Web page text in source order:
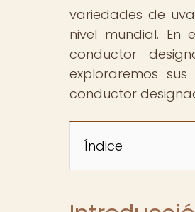
variedades de
nivel mundial.
conductor
exploraremos
conductor
Índice